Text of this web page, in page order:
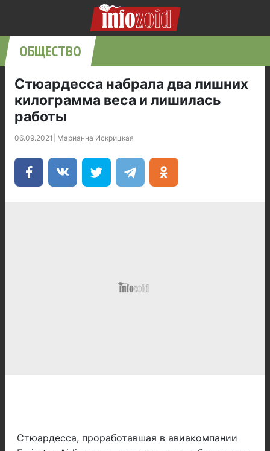
ОБЩЕСТВО
Стюардесса набрала два лишних
килограмма веса и лишилась
работы
06.09.2021 Марианна Искрицкая
Стюардесса, проработавшая в авиакомпании